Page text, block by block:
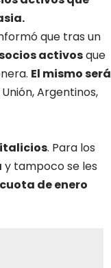
que tras un
activosque
El mismo será
Argentinos,
. Para los
y tampoco se les
cuota de enero